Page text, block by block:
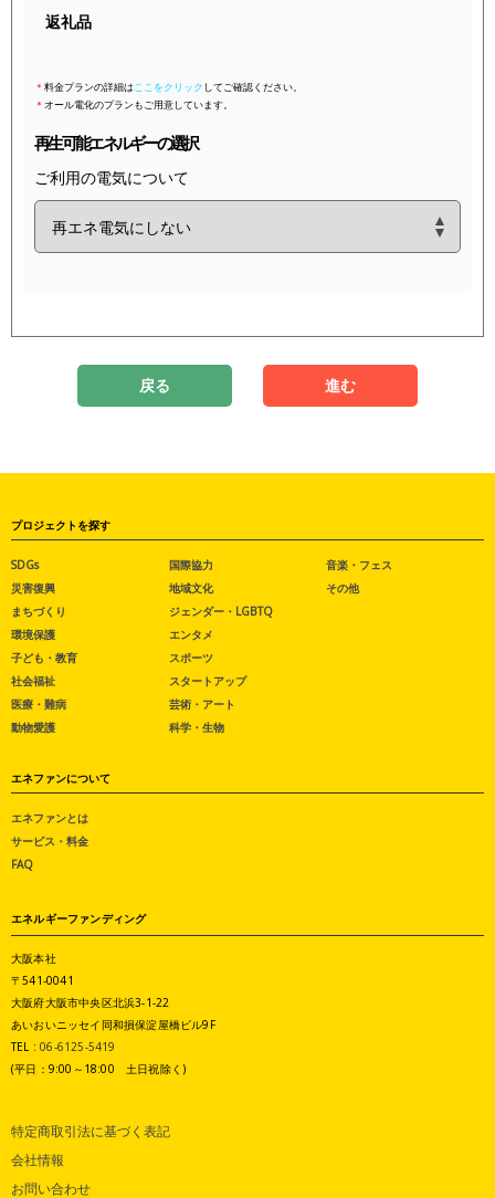
返礼品
＊ 料金プランの詳細はここをクリック してご確認ください。
＊ オール電化のプランもご用意しています。
再生可能エネルギーの選択
ご利用の電気について
戻る 進む
プロジェクトを探す
SDGs
災害復興
まちづくり
環境保護
子ども・教育
社会福祉
医療・難病
動物愛護
国際協力
地域文化
ジェンダー・LGBTQ
エンタメ
スポーツ
スタートアップ
芸術・アート
科学・生物
音楽・フェス
その他
エネファンについて
エネファンとは
サービス・料金
FAQ
エネルギーファンディング
大阪本社
〒541-0041
大阪府大阪市中央区北浜3-1-22
あいおいニッセイ同和損保淀屋橋ビル9F
TEL :06-6125-5419
(平日：9:00～18:00 土日祝除く)
特定商取引法に基づく表記
会社情報
お問い合わせ